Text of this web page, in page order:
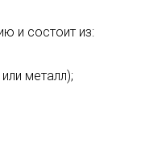
и состоит из:
металл);